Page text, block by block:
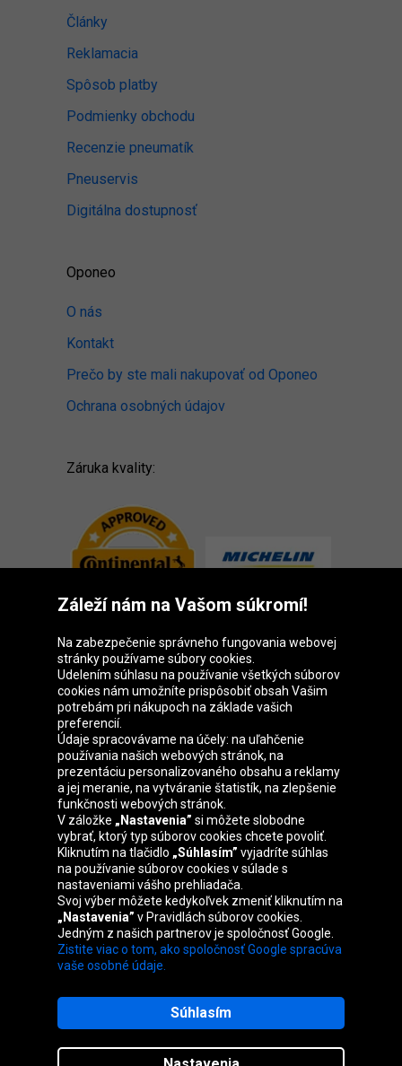
Články
Reklamacia
Spôsob platby
Podmienky obchodu
Recenzie pneumatík
Pneuservis
Digitálna dostupnosť
Oponeo
O nás
Kontakt
Prečo by ste mali nakupovať od Oponeo
Ochrana osobných údajov
Záruka kvality:
Skupina Oponeo
Belgique
Česká
republika
Deutschland Éire
España France Italia Magyarország
Nederland Österreich Polska
United
Kingdom
Mapa stránok
Záleží nám na Vašom súkromí!
Na zabezpečenie správneho fungovania webovej
stránky používame súbory cookies.
Udelením súhlasu na používanie všetkých súborov
cookies nám umožníte prispôsobiť obsah Vašim
potrebám pri nákupoch na základe vašich
preferencií.
Údaje spracovávame na účely: na uľahčenie
používania našich webových stránok, na
prezentáciu personalizovaného obsahu a reklamy
a jej meranie, na vytváranie štatistík, na zlepšenie
funkčnosti webových stránok.
V záložke „Nastavenia” si môžete slobodne
vybrať, ktorý typ súborov cookies chcete povoliť.
Kliknutím na tlačidlo „Súhlasím” vyjadríte súhlas
na používanie súborov cookies v súlade s
nastaveniami vášho prehliadača.
Svoj výber môžete kedykoľvek zmeniť kliknutím na
„Nastavenia” v Pravidlách súborov cookies.
Jedným z našich partnerov je spoločnosť Google.
Zistite viac o tom, ako spoločnosť Google spracúva
vaše osobné údaje.
Súhlasím